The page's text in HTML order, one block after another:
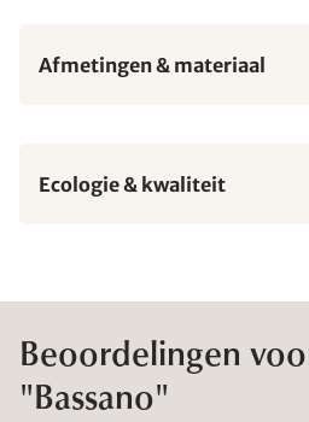
Afmetingen & materiaal
Ecologie & kwaliteit
Beoordelingen
"Bassano"